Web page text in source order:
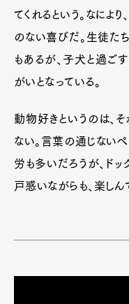
てくれるという。なによ
のない喜びだ。生徒た
もあるが、子犬と過ご
がいとなっている。
動物好きというのは、
ない。言葉の通じない
労も多いだろうが、ド
戸惑いながらも、楽しん